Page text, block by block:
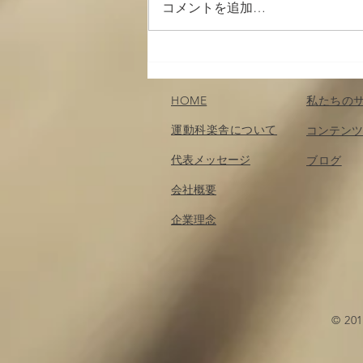
配信中
コメントを追加…
HOME
運動科楽舎について
代表メッセージ
会社概要
企業理念
私たちの
コンテン
​ブログ
©